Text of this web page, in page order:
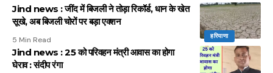
हरियाणा
Jind news : जींद में बिजली ने तोड़ा रिकॉर्ड, धान के खेत
सूखे, अब बिजली चोरों पर बड़ा एक्शन
5 Min Read
Jind news : 25 को परिवहन मंत्री आवास का होगा
घेराव : संदीप रंगा